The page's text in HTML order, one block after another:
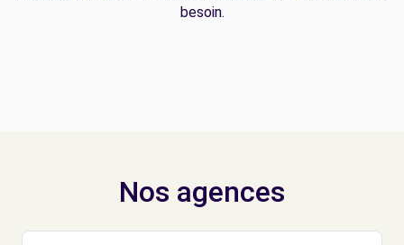
besoin.
Nos agences